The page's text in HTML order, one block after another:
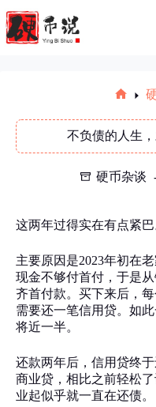
至
内
页
不负债的人生
硬币杂谈
这两年过得实在有点紧巴
主要原因是2023年初在
现金不够付首付，于是
齐首付款。买下来后，
需要还一笔信用贷。如
将近一半。
还款两年后，信用贷终
商业贷，相比之前轻松
业起似乎就一直在还债。